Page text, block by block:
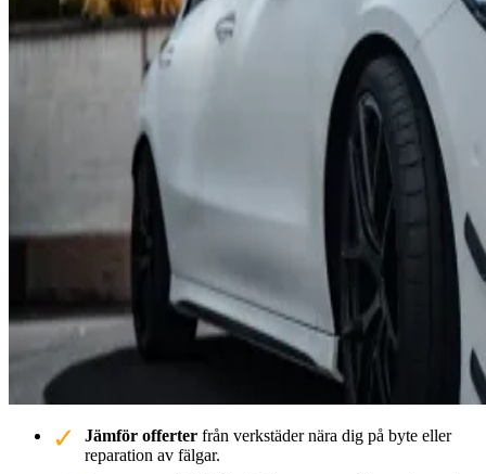
Jämför offerter från verkstäder nära dig på byte eller
reparation av fälgar.